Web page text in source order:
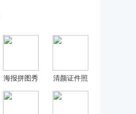
海报拼图秀 清颜证件照